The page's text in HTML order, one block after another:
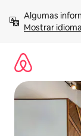
para
Mostrar